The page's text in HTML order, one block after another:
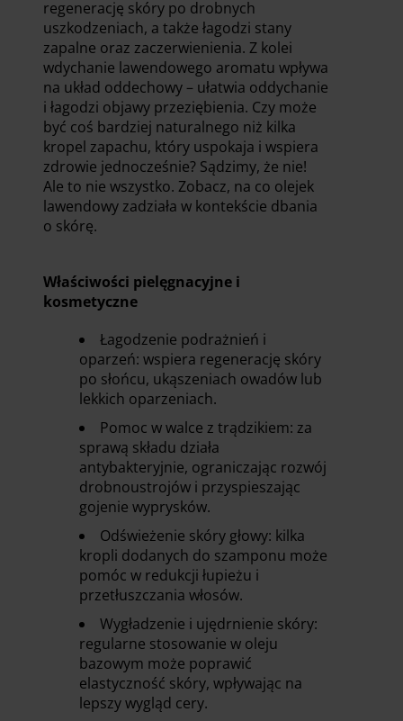
regenerację skóry po drobnych
uszkodzeniach, a także łagodzi stany
zapalne oraz zaczerwienienia. Z kolei
wdychanie lawendowego aromatu wpływa
na układ oddechowy – ułatwia oddychanie
i łagodzi objawy przeziębienia. Czy może
być coś bardziej naturalnego niż kilka
kropel zapachu, który uspokaja i wspiera
zdrowie jednocześnie? Sądzimy, że nie!
Ale to nie wszystko. Zobacz, na co olejek
lawendowy zadziała w kontekście dbania
o skórę.
Właściwości pielęgnacyjne i
kosmetyczne
Łagodzenie podrażnień i
oparzeń: wspiera regenerację skóry
po słońcu, ukąszeniach owadów lub
lekkich oparzeniach.
Pomoc w walce z trądzikiem: za
sprawą składu działa
antybakteryjnie, ograniczając rozwój
drobnoustrojów i przyspieszając
gojenie wyprysków.
Odświeżenie skóry głowy: kilka
kropli dodanych do szamponu może
pomóc w redukcji łupieżu i
przetłuszczania włosów.
Wygładzenie i ujędrnienie skóry:
regularne stosowanie w oleju
bazowym może poprawić
elastyczność skóry, wpływając na
lepszy wygląd cery.